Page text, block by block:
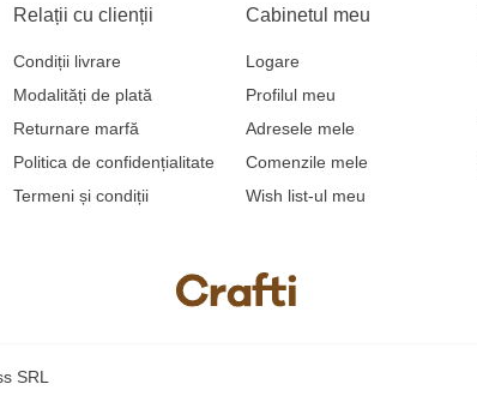
Relații cu clienții
Condiții livrare
Modalități de plată
Returnare marfă
Politica de confidențialitate
Termeni și condiții
Cabinetul meu
Logare
Profilul meu
Adresele mele
Comenzile mele
Wish list-ul meu
SRL